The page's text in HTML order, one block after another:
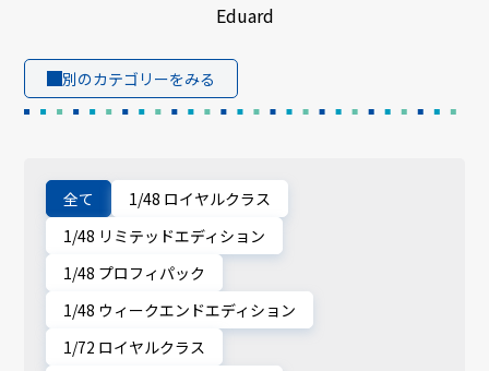
Eduard
別のカテゴリーをみる
全て
1/48 ロイヤルクラス
1/48 リミテッドエディション
1/48 プロフィパック
1/48 ウィークエンドエディション
1/72 ロイヤルクラス